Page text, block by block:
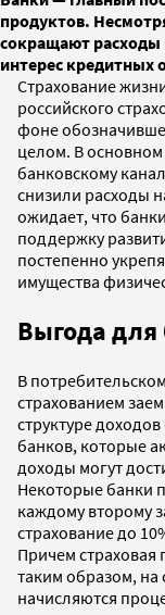
продуктов.
сокращают расходы
интерес кредитных
Страхование
российского
фоне
целом. В
банковскому
снизили расходы
ожидает, что
поддержку
постепенно
имущества
Выгода для
В
страхованием
структуре
банков, которые
доходы могут
Некоторые банки
каждому второму
страхование до
Причем страховая
таким образом, на
начисляются